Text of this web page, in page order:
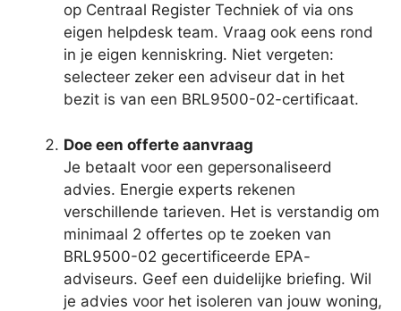
op Centraal Register Techniek of via ons
eigen helpdesk team. Vraag ook eens rond
in je eigen kenniskring. Niet vergeten:
selecteer zeker een adviseur dat in het
bezit is van een BRL9500-02-certificaat.
Doe een offerte aanvraag
Je betaalt voor een gepersonaliseerd
advies. Energie experts rekenen
verschillende tarieven. Het is verstandig om
minimaal 2 offertes op te zoeken van
BRL9500-02 gecertificeerde EPA-
adviseurs. Geef een duidelijke briefing. Wil
je advies voor het isoleren van jouw woning,